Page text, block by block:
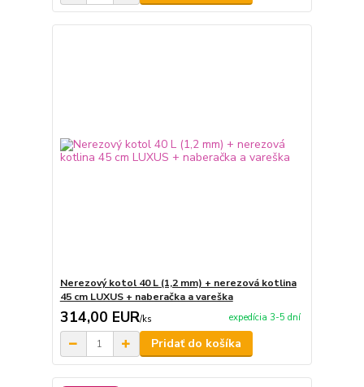
Nerezový kotol 40 L (1,2 mm) + nerezová kotlina
45 cm LUXUS + naberačka a vareška
314,00 EUR/ks expedícia 3-5 dní
Pridať do košíka